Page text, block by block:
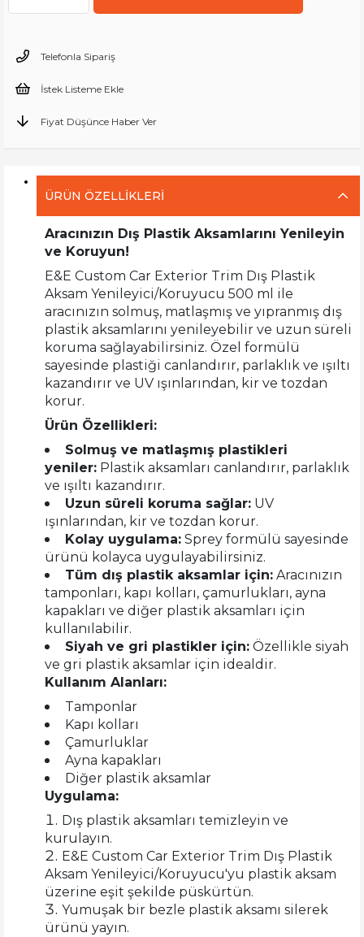
Telefonla Sipariş
İstek Listeme Ekle
Fiyat Düşünce Haber Ver
ÜRÜN ÖZELLIKLERI
Aracınızın Dış Plastik Aksamlarını Yenileyin
ve Koruyun!
E&E Custom Car Exterior Trim Dış Plastik
Aksam Yenileyici/Koruyucu 500 ml ile
aracınızın solmuş, matlaşmış ve yıpranmış dış
plastik aksamlarını yenileyebilir ve uzun süreli
koruma sağlayabilirsiniz. Özel formülü
sayesinde plastiği canlandırır, parlaklık ve ışıltı
kazandırır ve UV ışınlarından, kir ve tozdan
korur.
Ürün Özellikleri:
Solmuş ve matlaşmış plastikleri
yeniler: Plastik aksamları canlandırır, parlaklık
ve ışıltı kazandırır.
Uzun süreli koruma sağlar: UV
ışınlarından, kir ve tozdan korur.
Kolay uygulama: Sprey formülü sayesinde
ürünü kolayca uygulayabilirsiniz.
Tüm dış plastik aksamlar için: Aracınızın
tamponları, kapı kolları, çamurlukları, ayna
kapakları ve diğer plastik aksamları için
kullanılabilir.
Siyah ve gri plastikler için: Özellikle siyah
ve gri plastik aksamlar için idealdir.
Kullanım Alanları:
Tamponlar
Kapı kolları
Çamurluklar
Ayna kapakları
Diğer plastik aksamlar
Uygulama:
Dış plastik aksamları temizleyin ve
kurulayın.
E&E Custom Car Exterior Trim Dış Plastik
Aksam Yenileyici/Koruyucu'yu plastik aksam
üzerine eşit şekilde püskürtün.
Yumuşak bir bezle plastik aksamı silerek
ürünü yayın.